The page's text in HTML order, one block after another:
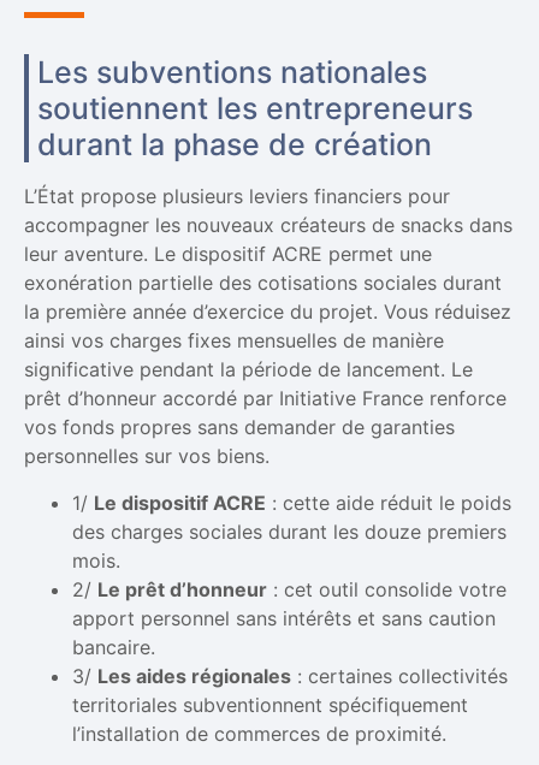
Les subventions nationales
soutiennent les entrepreneurs
durant la phase de création
L’État propose plusieurs leviers financiers pour
accompagner les nouveaux créateurs de snacks dans
leur aventure. Le dispositif ACRE permet une
exonération partielle des cotisations sociales durant
la première année d’exercice du projet. Vous réduisez
ainsi vos charges fixes mensuelles de manière
significative pendant la période de lancement. Le
prêt d’honneur accordé par Initiative France renforce
vos fonds propres sans demander de garanties
personnelles sur vos biens.
1/ Le dispositif ACRE : cette aide réduit le poids
des charges sociales durant les douze premiers
mois.
2/ Le prêt d’honneur : cet outil consolide votre
apport personnel sans intérêts et sans caution
bancaire.
3/ Les aides régionales : certaines collectivités
territoriales subventionnent spécifiquement
l’installation de commerces de proximité.